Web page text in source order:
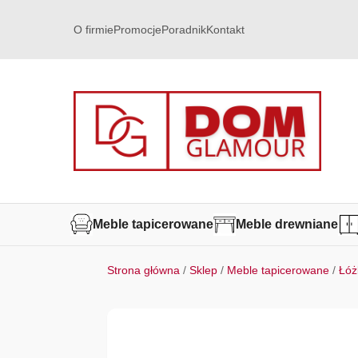
O firmiePromocjePoradnikKontakt
Meble tapicerowane Meble drewniane
Strona główna /Sklep / Meble tapicerowane /